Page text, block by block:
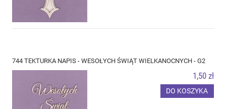
744 TEKTURKA NAPIS - WESOŁYCH ŚWIĄT WIELKANOCNYCH - G2
1,50 zł
DO KOSZYKA